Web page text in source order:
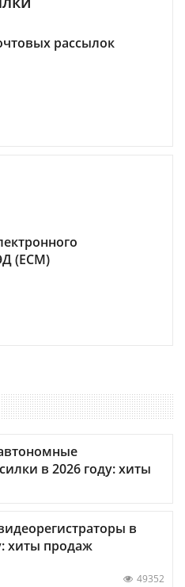
рассылок
(ECM)
в 2026 году: хиты
в
хиты продаж
49352